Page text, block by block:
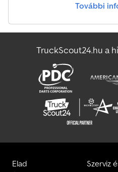
rács Villák (1000 mm) 3 szelep
Ciklonlevegőszűrő a vezetővédő
Motorháztető gázrugóval
Üzleti/Export – Nettó ár € – 24 990
értékesítés és tévedés jogát
További
TruckScout24.hu a
Elad Szerviz